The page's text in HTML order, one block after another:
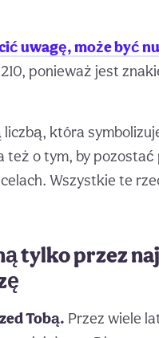
uwagę, może być
ponieważ jest
liczbą, która
o tym, by pozostać
Wszystkie te
tylko przez
Tobą. Przez wiele